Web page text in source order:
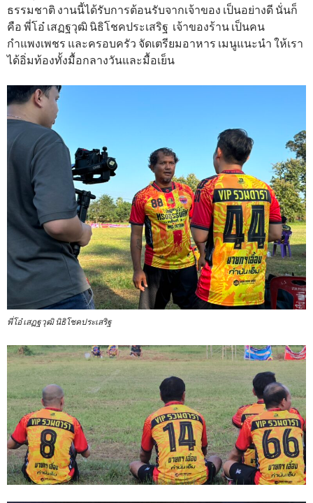
ธรรมชาติ งานนี้ได้รับการต้อนรับจากเจ้าของ เป็นอย่างดี นั่นก็
คือ พี่โอ๋ เสฏฐวุฒิ นิธิโชคประเสริฐ เจ้าของร้าน เป็นคน
กำแพงเพชร และครอบครัว จัดเตรียมอาหาร เมนูแนะนำ ให้เรา
ได้อิ่มท้องทั้งมื้อกลางวันและมื้อเย็น
พี่โอ๋ เสฏฐวุฒิ นิธิโชคประเสริฐ